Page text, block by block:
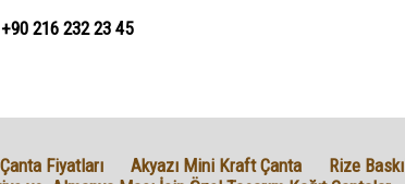
+90 216 232 23 45
Fiyatları Akyazı Mini Kraft Çanta
Rize